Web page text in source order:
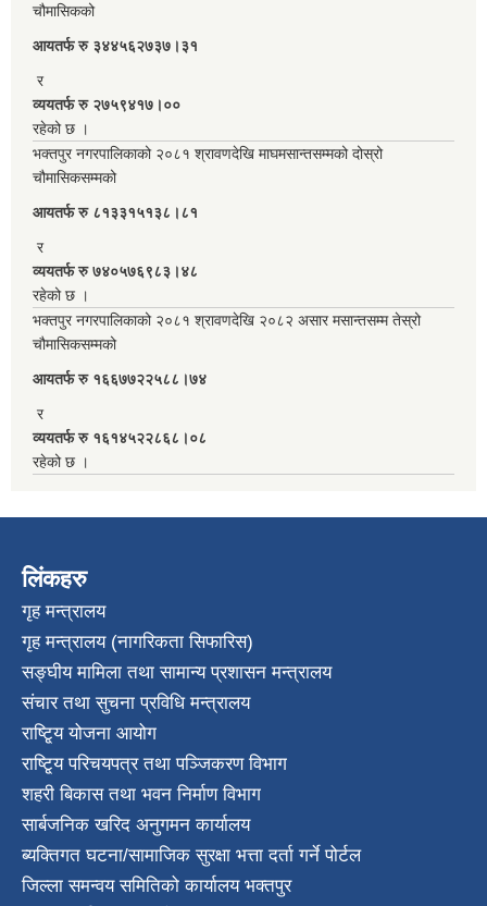
चौमासिकको
आयतर्फ रु‌ ३४४५६२७३७।३१
र
व्ययतर्फ रु २७५९४१७।००
रहेको छ ।
भक्तपुर नगरपालिकाको २०८१ श्रावणदेखि माघमसान्तसम्मको दोस्रो
चौमासिकसम्मको
आयतर्फ रु‌ ८१३३१५१३८।८१
र
व्ययतर्फ रु ७४०५७६९८३।४८
रहेको छ ।
भक्तपुर नगरपालिकाको २०८१ श्रावणदेखि २०८२ असार मसान्तसम्म तेस्रो
चौमासिकसम्मको
आयतर्फ रु‌ १६६७७२२५८८।७४
र
व्ययतर्फ रु १६१४५२२८६८।०८
रहेको छ ।
लिंकहरु
गृह मन्त्रालय
गृह मन्त्रालय (नागरिकता सिफारिस)
सङ्घीय मामिला तथा सामान्य प्रशासन मन्त्रालय
संचार तथा सुचना प्रविधि मन्त्रालय
राष्टि्ृय योजना आयोग
राष्टि्ृय परिचयपत्र तथा पञ्जिकरण विभाग
शहरी बिकास तथा भवन निर्माण विभाग
सार्बजनिक खरिद अनुगमन कार्यालय
ब्यक्तिगत घटना/सामाजिक सुरक्षा भत्ता दर्ता गर्ने पोर्टल
जिल्ला समन्वय समितिको कार्यालय भक्तपुर